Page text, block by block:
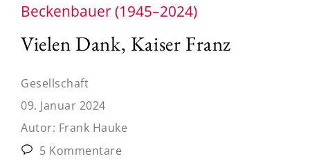
Beckenbauer (1945–2024)
Vielen Dank, Kaiser Franz
Gesellschaft
09. Januar 2024
Autor: Frank Hauke
5 Kommentare